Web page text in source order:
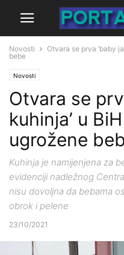
Novosti
Otvara se prva ‘baby
bebe
Novosti
Otvara se
kuhinja’ u
ugrožene
Kuhinja je namijenjena za
evidenciji nadležnog
nisu dovoljna da bebama
obrok i pelene
23/10/2021